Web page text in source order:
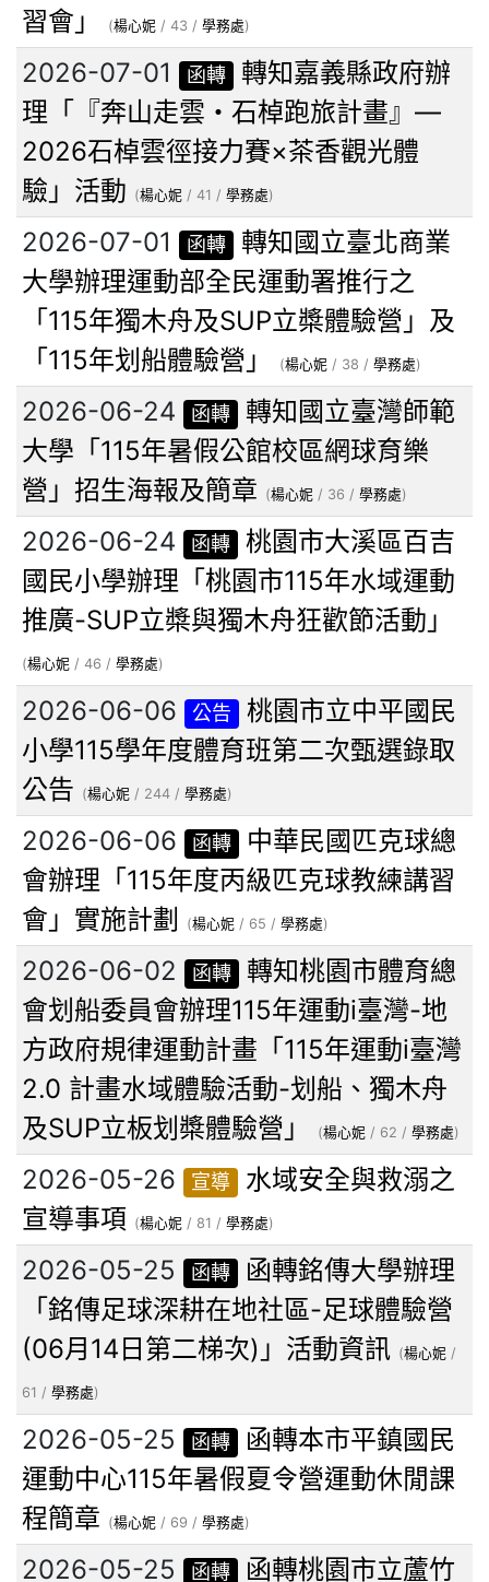
習會」
(楊心妮 / 43 / 學務處)
2026-07-01 函轉
轉知嘉義縣政府辦
理「『奔山走雲・石棹跑旅計畫』—
2026石棹雲徑接力賽×茶香觀光體
驗」活動 (楊心妮 / 41 / 學務處)
2026-07-01 函轉
轉知國立臺北商業
大學辦理運動部全民運動署推行之
「115年獨木舟及SUP立槳體驗營」及
「115年划船體驗營」
(楊心妮 / 38 / 學務處)
2026-06-24 函轉
轉知國立臺灣師範
大學「115年暑假公館校區網球育樂
營」招生海報及簡章 (楊心妮 / 36 / 學務處)
2026-06-24 函轉
桃園市大溪區百吉
國民小學辦理「桃園市115年水域運動
推廣-SUP立槳與獨木舟狂歡節活動」
(楊心妮 / 46 / 學務處)
2026-06-06 公告
桃園市立中平國民
小學115學年度體育班第二次甄選錄取
公告 (楊心妮 / 244 / 學務處)
2026-06-06 函轉
中華民國匹克球總
會辦理「115年度丙級匹克球教練講習
會」實施計劃
(楊心妮 / 65 / 學務處)
2026-06-02 函轉
轉知桃園市體育總
會划船委員會辦理115年運動i臺灣-地
方政府規律運動計畫「115年運動i臺灣
2.0 計畫水域體驗活動-划船、獨木舟
及SUP立板划槳體驗營」
(楊心妮 / 62 / 學務處)
2026-05-26 宣導
水域安全與救溺之
宣導事項 (楊心妮 / 81 / 學務處)
2026-05-25 函轉
函轉銘傳大學辦理
「銘傳足球深耕在地社區-足球體驗營
(06月14日第二梯次)」活動資訊 (楊心妮 /
61 / 學務處)
2026-05-25 函轉
函轉本市平鎮國民
運動中心115年暑假夏令營運動休閒課
程簡章 (楊心妮 / 69 / 學務處)
2026-05-25 函轉 函轉桃園市立蘆竹